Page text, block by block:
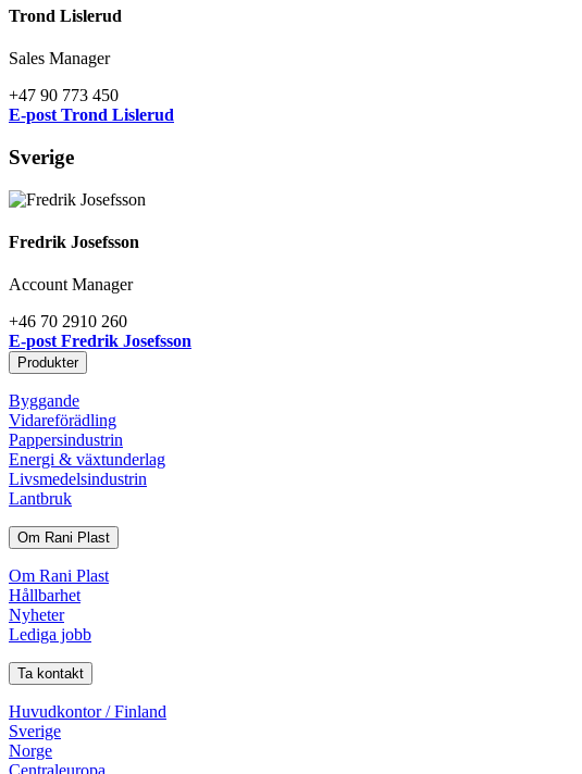
Trond Lislerud
Sales Manager
+47 90 773 450
E-post Trond Lislerud
Sverige
Fredrik Josefsson
Account Manager
+46 70 2910 260
E-post Fredrik Josefsson
Produkter
Byggande
Vidareförädling
Pappersindustrin
Energi & växtunderlag
Livsmedelsindustrin
Lantbruk
Om Rani Plast
Om Rani Plast
Hållbarhet
Nyheter
Lediga jobb
Ta kontakt
Huvudkontor / Finland
Sverige
Norge